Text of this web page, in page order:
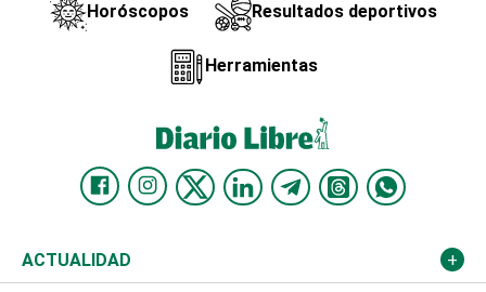
Horóscopos Resultados deportivos
Herramientas
ACTUALIDAD